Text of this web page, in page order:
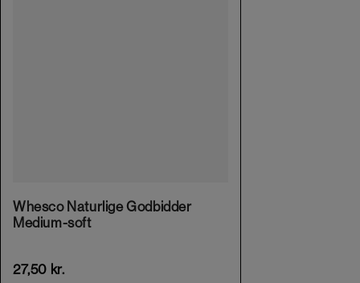
Whesco Naturlige Godbidder
Medium-soft
27,50 kr.